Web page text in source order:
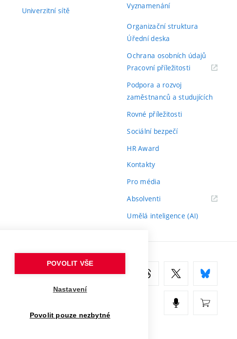
Univerzitní sítě
Vyznamenání
Organizační struktura
Úřední deska
Ochrana osobních údajů
Pracovní příležitosti(externí
Podpora a rozvoj
zaměstnanců a studujících
Rovné příležitosti
Sociální bezpečí
HR Award
Kontakty
Pro média
Absolventi(externí
Umělá inteligence (AI)
POVOLIT VŠE
Nastavení
Povolit pouze nezbytné